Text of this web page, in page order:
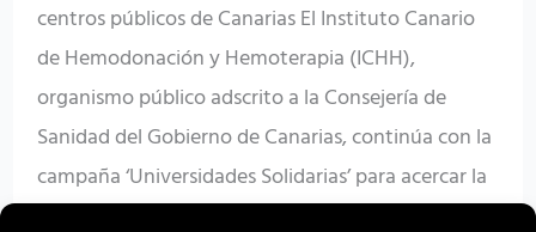
centros públicos de Canarias El Instituto Canario
de Hemodonación y Hemoterapia (ICHH),
organismo público adscrito a la Consejería de
Sanidad del Gobierno de Canarias, continúa con la
campaña ‘Universidades Solidarias’ para acercar la